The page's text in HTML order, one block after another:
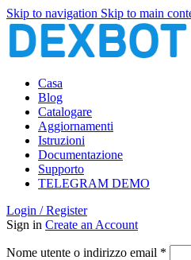
Skip to navigation Skip to main
Casa
Blog
Catalogare
Aggiornamenti
Istruzioni
Documentazione
Supporto
TELEGRAM DEMO
Login / Register
Sign in Create an Account
Nome utente o indirizzo email *